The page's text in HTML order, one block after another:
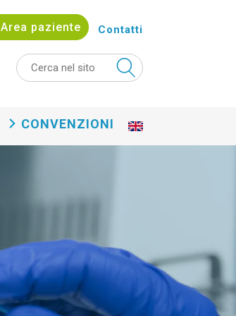
Area paziente Contatti
CONVENZIONI
En